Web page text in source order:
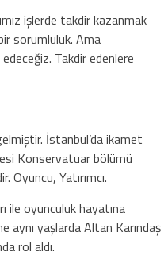
işlerde takdir kazanmak
sorumluluk. Ama
Takdir edenlere
İstanbul’da ikamet
Konservatuar bölümü
Oyuncu, Yatırımcı.
ile oyunculuk hayatına
aynı yaşlarda Altan Karındaş
rol aldı.